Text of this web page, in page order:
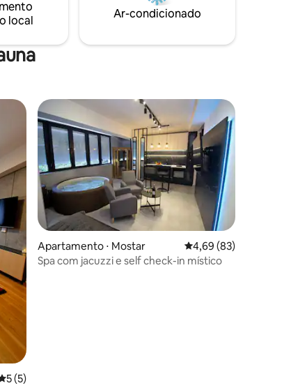
local
Ar-condicionado
de uma avaliação média de 5, 5 avaliações
5 (5)
Apartamento ⋅ Mostar 4,69 de uma
4,69 (83)
Spa com jacuzzi e self check-in místico